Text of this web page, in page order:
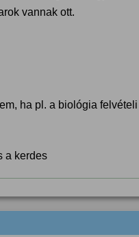
vannak ott.
ha pl. a biológia
a kerdes